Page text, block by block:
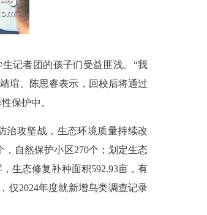
记者团的孩子们受益匪浅。“我
瑄、陈思睿表示，回校后将通过
保护中。
治攻坚战，生态环境质量持续改
自然保护小区270个；划定生态
生态修复补种面积592.93亩，有
仅2024年度就新增鸟类调查记录